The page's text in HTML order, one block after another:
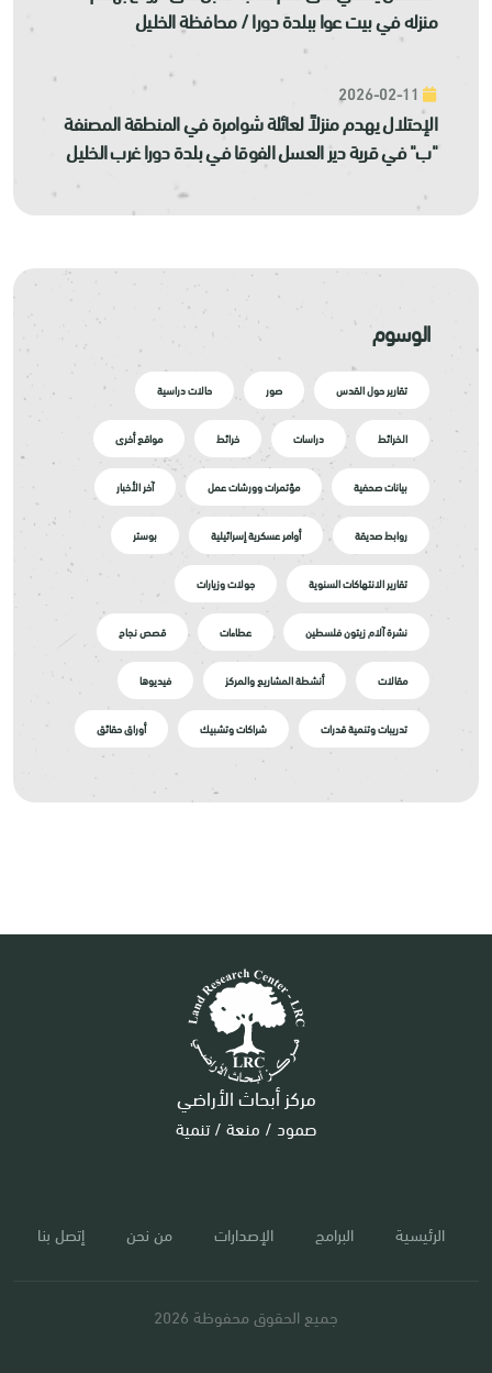
منزله في بيت عوا ببلدة دورا / محافظة الخليل
الإحتلال يهدم منزلاً لعائلة شوامرة في المنطقة المصنفة
"ب" في قرية دير العسل الفوقا في بلدة دورا غرب الخليل
الوسوم
تقارير حول القدس صور حالات دراسية
الخرائط دراسات خرائط مواقع أخرى
بيانات صحفية مؤتمرات وورشات عمل آخر الأخبار
روابط صديقة أوامر عسكرية إسرائيلية بوستر
تقارير الانتهاكات السنوية جولات وزيارات
نشرة آلام زيتون فلسطين عطاءات قصص نجاح
مقالات أنشطة المشاريع والمركز فيديوها
تدريبات وتنمية قدرات شراكات وتشبيك أوراق حقائق
مركز أبحاث الأراضي
صمود / منعة / تنمية
الرئيسية البرامج الإصدارات من نحن إتصل بنا
جميع الحقوق محفوظة 2026